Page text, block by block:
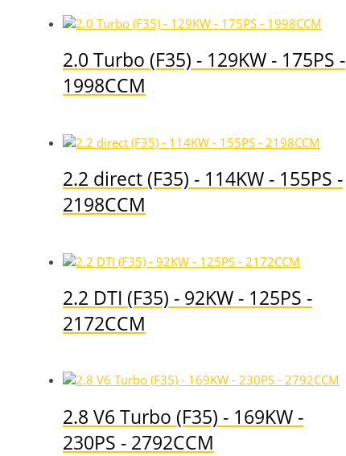
2.0 Turbo (F35) - 129KW - 175PS -
1998CCM
2.2 direct (F35) - 114KW - 155PS -
2198CCM
2.2 DTI (F35) - 92KW - 125PS -
2172CCM
2.8 V6 Turbo (F35) - 169KW -
230PS - 2792CCM